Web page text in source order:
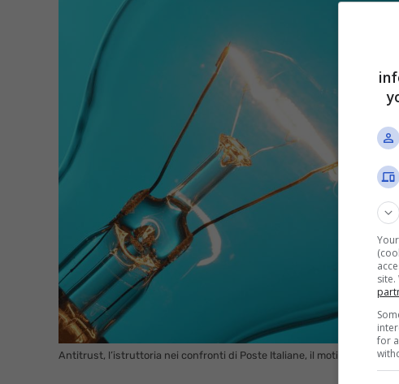
Antitrust, l’istruttoria nei confronti di Poste Italiane, il motivo e i
for